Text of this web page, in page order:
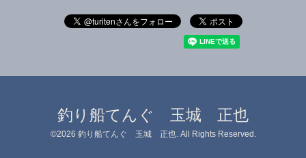
釣り船てんぐ 玉城 正也
©2026 釣り船てんぐ 玉城 正也. All Rights Reserved.